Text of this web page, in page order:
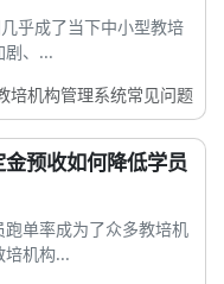
乎成了当下中小型教培
剧、...
培机构管理系统常见问题
预收如何降低学员
单率成为了众多教培机
培机构...